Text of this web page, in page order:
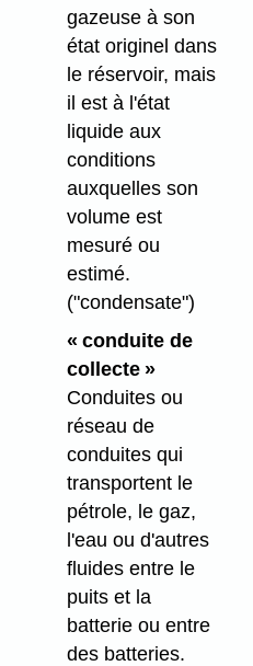
gazeuse à son
état originel dans
le réservoir, mais
il est à l'état
liquide aux
conditions
auxquelles son
volume est
mesuré ou
estimé.
("condensate")
« conduite de
collecte »
Conduites ou
réseau de
conduites qui
transportent le
pétrole, le gaz,
l'eau ou d'autres
fluides entre le
puits et la
batterie ou entre
des batteries.